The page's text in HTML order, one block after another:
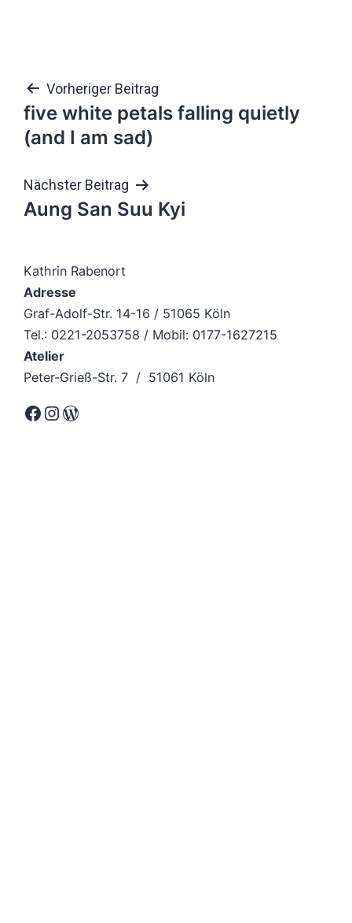
Beitragsnavigation
Vorheriger Beitrag
five white petals falling quietly
(and I am sad)
Nächster Beitrag
Aung San Suu Kyi
Kathrin Rabenort
Adresse
Graf-Adolf-Str. 14-16 / 51065 Köln
Tel.: 0221-2053758 / Mobil: 0177-1627215
Atelier
Peter-Grieß-Str. 7 / 51061 Köln
Facebook
Instagram
WordPress